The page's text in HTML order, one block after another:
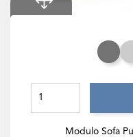
Modulo Sofa